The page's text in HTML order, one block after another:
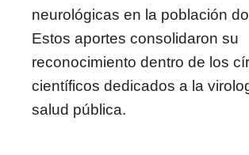
neurológicas en la población
Estos aportes consolidaron su
reconocimiento dentro de los
científicos dedicados a la
salud pública.